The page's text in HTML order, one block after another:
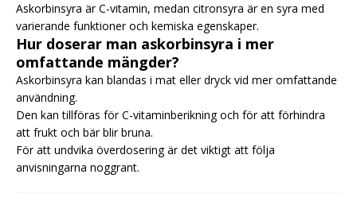
Askorbinsyra är C-vitamin, medan citronsyra är en syra med
varierande funktioner och kemiska egenskaper.
Hur doserar man askorbinsyra i mer
omfattande mängder?
Askorbinsyra kan blandas i mat eller dryck vid mer omfattande
användning.
Den kan tillföras för C-vitaminberikning och för att förhindra
att frukt och bär blir bruna.
För att undvika överdosering är det viktigt att följa
anvisningarna noggrant.